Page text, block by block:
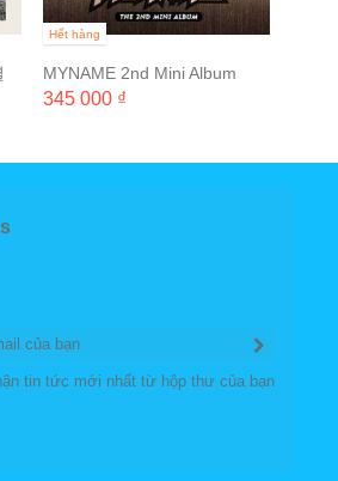
Hết hàng
MYNAME 2nd Mini Album
345 000 ₫
tin tức mới nhất từ hộp thư của bạn